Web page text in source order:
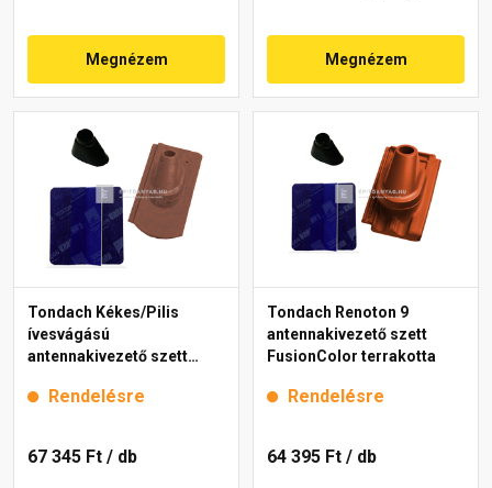
Megnézem Megnézem
Tondach Kékes/Pilis
ívesvágású
antennakivezető szett
Rendelésre
67 345 Ft / db
Tondach Renoton 9
antennakivezető szett
FusionColor terrakotta
Rendelésre
64 395 Ft / db